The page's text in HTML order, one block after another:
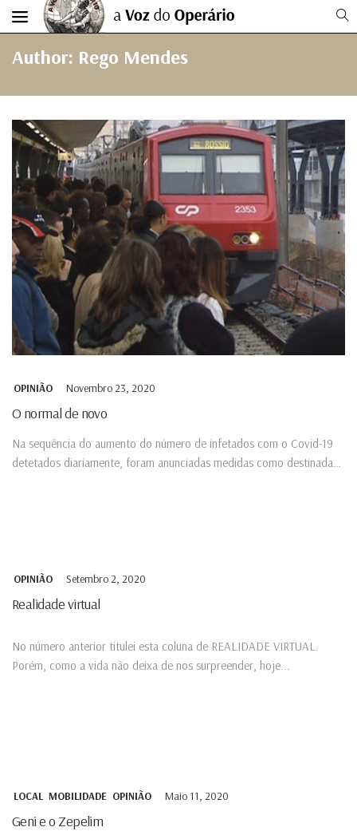
Author: Rego Mendes
OPINIÃO Novembro 23, 2020
O normal de novo
Na sequência do aumento do número de infetados com o Covid-19
detetados diariamente, foram anunciadas medidas como destinadas
OPINIÃO Setembro 2, 2020
Realidade virtual
No número anterior titulei esta coluna de REALIDADE VIRTUAL.
Porém, como a vida não deixa de nos surpreender, hoje...
LOCAL MOBILIDADE OPINIÃO Maio 11, 2020
Geni e o Zepelim